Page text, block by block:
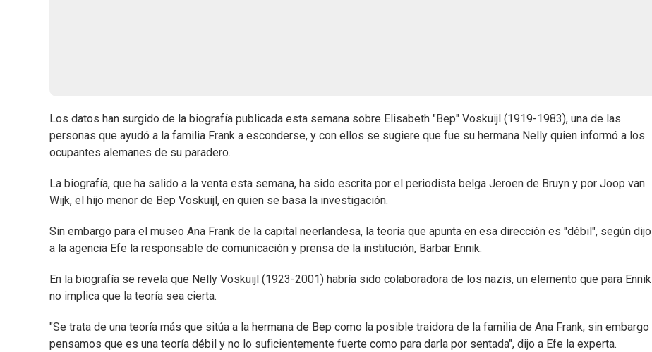
Los datos han surgido de la biografía publicada esta semana sobre Elisabeth "Bep" Voskuijl (1919-1983), una de las
personas que ayudó a la familia Frank a esconderse, y con ellos se sugiere que fue su hermana Nelly quien informó a los
ocupantes alemanes de su paradero.
La biografía, que ha salido a la venta esta semana, ha sido escrita por el periodista belga Jeroen de Bruyn y por Joop van
Wijk, el hijo menor de Bep Voskuijl, en quien se basa la investigación.
Sin embargo para el museo Ana Frank de la capital neerlandesa, la teoría que apunta en esa dirección es "débil", según dijo
a la agencia Efe la responsable de comunicación y prensa de la institución, Barbar Ennik.
En la biografía se revela que Nelly Voskuijl (1923-2001) habría sido colaboradora de los nazis, un elemento que para Ennik
no implica que la teoría sea cierta.
"Se trata de una teoría más que sitúa a la hermana de Bep como la posible traidora de la familia de Ana Frank, sin embargo
pensamos que es una teoría débil y no lo suficientemente fuerte como para darla por sentada", dijo a Efe la experta.